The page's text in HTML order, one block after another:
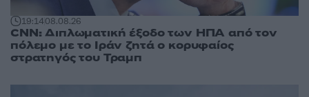
19:1408.08.26
CNN: Διπλωματική έξοδο των ΗΠΑ από τον
πόλεμο με το Ιράν ζητά ο κορυφαίος
στρατηγός του Τραμπ